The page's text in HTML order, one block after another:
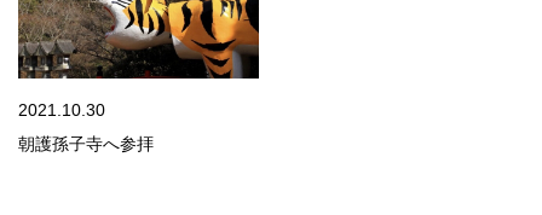
2021.10.30
朝護孫子寺へ参拝